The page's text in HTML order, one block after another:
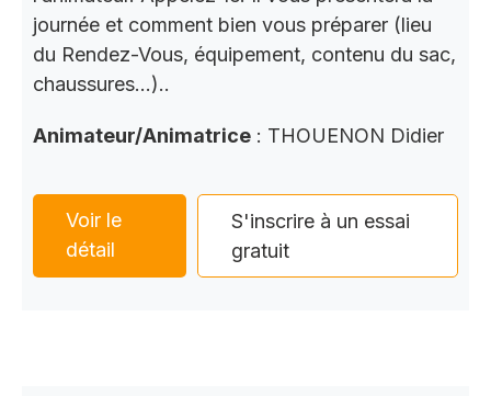
journée et comment bien vous préparer (lieu
du Rendez-Vous, équipement, contenu du sac,
chaussures…)..
Animateur/Animatrice : THOUENON Didier
Voir le
détail
S'inscrire à un essai
gratuit